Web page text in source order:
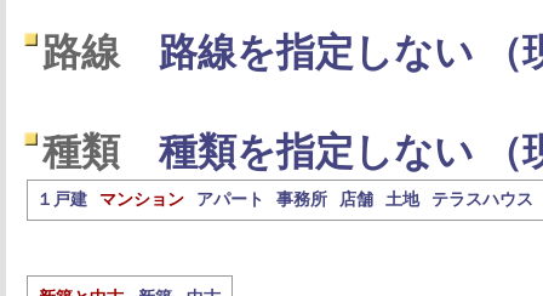
路線 路線を指定しない （
種類 種類を指定しない （
１戸建 マンション アパート 事務所 店舗 土地 テラスハウス